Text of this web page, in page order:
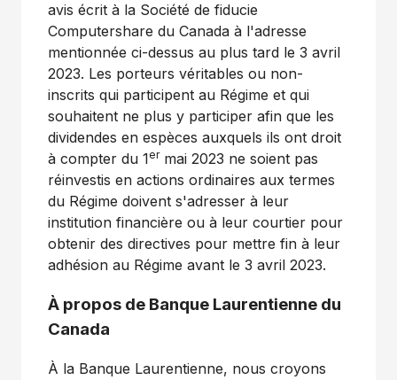
avis écrit à la Société de fiducie
Computershare du Canada à l'adresse
mentionnée ci-dessus au plus tard le 3 avril
2023. Les porteurs véritables ou non-
inscrits qui participent au Régime et qui
souhaitent ne plus y participer afin que les
dividendes en espèces auxquels ils ont droit
à compter du 1ermai 2023 ne soient pas
réinvestis en actions ordinaires aux termes
du Régime doivent s'adresser à leur
institution financière ou à leur courtier pour
obtenir des directives pour mettre fin à leur
adhésion au Régime avant le 3 avril 2023.
À propos de Banque Laurentienne du
Canada
À la Banque Laurentienne, nous croyons